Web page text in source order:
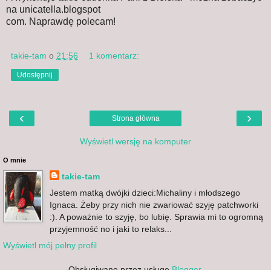
na unicatella.blogspot
com. Naprawdę polecam!
takie-tam o 21:56 1 komentarz:
Udostępnij
‹ ›
Strona główna
Wyświetl wersję na komputer
O mnie
takie-tam
Jestem matką dwójki dzieci:Michaliny i młodszego
Ignaca. Żeby przy nich nie zwariować szyję patchworki
:). A poważnie to szyję, bo lubię. Sprawia mi to ogromną
przyjemność no i jaki to relaks...
Wyświetl mój pełny profil